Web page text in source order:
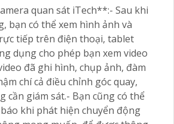
quan sát iTech**:- Sau khi
bạn có thể xem hình ảnh và
tiếp trên điện thoại, tablet
dụng cho phép bạn xem video
đã ghi hình, chụp ảnh, đàm
chí cả điều chỉnh góc quay,
cần giám sát.- Bạn cũng có thể
khi phát hiện chuyển động